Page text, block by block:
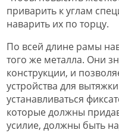
приварить к углам
наварить их по торцу.
По всей длине рамы
того же металла. Они
конструкции, и
устройства для
устанавливаться
которые должны
усилие, должны быть